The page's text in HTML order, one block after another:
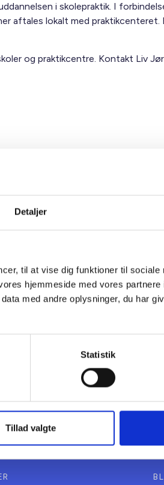
Detaljer
til at vise dig funktioner til sociale
hjemmeside med vores
med andre oplysninger, du har
Statistik
Tillad valgte
i skolepraktik. I
aftales lokalt med
og praktikcentre. Kontakt Liv